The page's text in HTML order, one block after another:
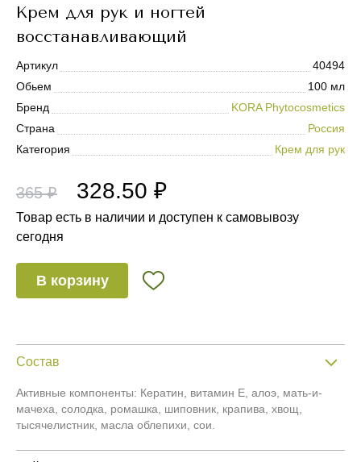
Крем для рук и ногтей
восстанавливающий
Артикул
40494
Обьем
100 мл
Бренд
KORA Phytocosmetics
Страна
Россия
Категория
Крем для рук
365 ₽ 328.50 ₽
Товар есть в наличии и доступен к самовывозу
сегодня
В корзину
Состав
Активные компоненты: Кератин, витамин Е, алоэ, мать-и-
мачеха, солодка, ромашка, шиповник, крапива, хвощ,
тысячелистник, масла облепихи, сои.